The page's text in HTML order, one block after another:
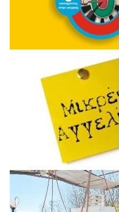
Πρόγραμμα
Αναπαραγωγής
Βίντεο